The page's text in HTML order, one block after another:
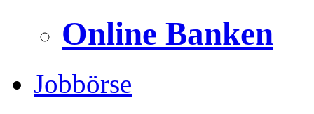
Online Banken
Jobbörse